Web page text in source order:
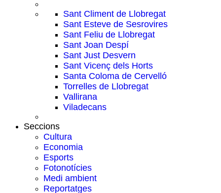
Sant Climent de Llobregat
Sant Esteve de Sesrovires
Sant Feliu de Llobregat
Sant Joan Despí
Sant Just Desvern
Sant Vicenç dels Horts
Santa Coloma de Cervelló
Torrelles de Llobregat
Vallirana
Viladecans
Seccions
Cultura
Economia
Esports
Fotonotícies
Medi ambient
Reportatges